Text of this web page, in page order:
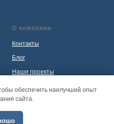
обеспечить наилучший опыт
сайта.
О компании
Контакты
Блог
Наши проекты
Политика обработки
персональных данных